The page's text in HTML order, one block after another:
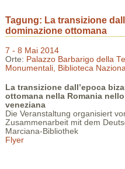
Tagung: La transizione
dominazione ottomana
7 - 8 Mai 2014
Orte: Palazzo Barbarigo della
Monumentali, Biblioteca
La transizione dall’epoca
ottomana nella Romania
veneziana
Die Veranstaltung organisiert
Zusammenarbeit mit dem
Marciana-Bibliothek
Flyer